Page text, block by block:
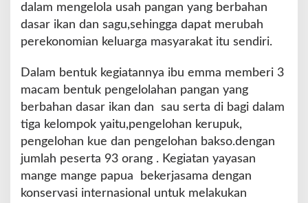
dalam mengelola usah pangan yang berbahan
dasar ikan dan sagu,sehingga dapat merubah
perekonomian keluarga masyarakat itu sendiri.
Dalam bentuk kegiatannya ibu emma memberi 3
macam bentuk pengelolahan pangan yang
berbahan dasar ikan dan sau serta di bagi dalam
tiga kelompok yaitu,pengelohan kerupuk,
pengelohan kue dan pengelohan bakso.dengan
jumlah peserta 93 orang . Kegiatan yayasan
mange mange papua bekerjasama dengan
konservasi internasional untuk melakukan